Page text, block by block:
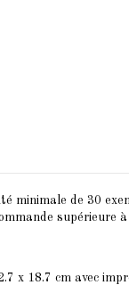
minimale de 30
supérieure à
x 18.7 cm avec